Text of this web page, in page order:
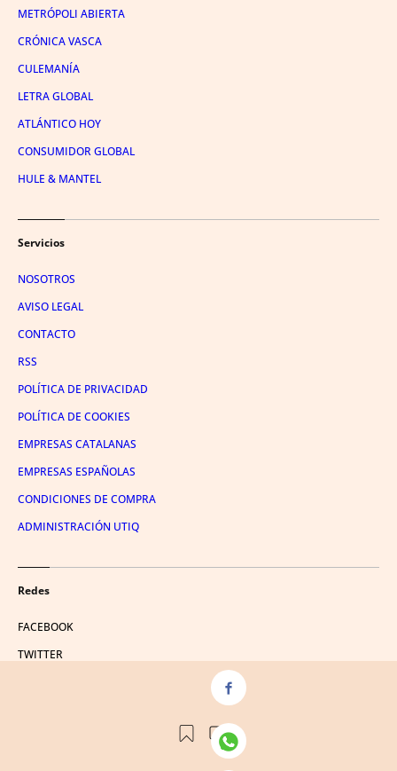
METRÓPOLI ABIERTA
CRÓNICA VASCA
CULEMANÍA
LETRA GLOBAL
ATLÁNTICO HOY
CONSUMIDOR GLOBAL
HULE & MANTEL
Servicios
NOSOTROS
AVISO LEGAL
CONTACTO
RSS
POLÍTICA DE PRIVACIDAD
POLÍTICA DE COOKIES
EMPRESAS CATALANAS
EMPRESAS ESPAÑOLAS
CONDICIONES DE COMPRA
ADMINISTRACIÓN UTIQ
Redes
FACEBOOK
TWITTER